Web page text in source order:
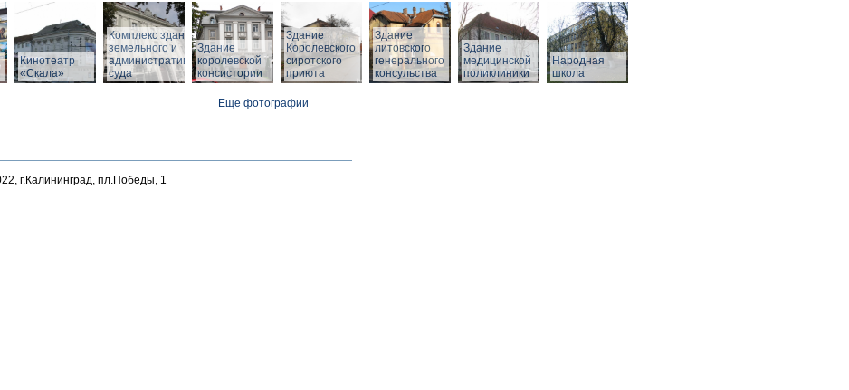
Кинотеатр
«Скала»
Комплекс зданий
земельного и
административного
суда
Здание
королевской
консистории
Здание
Королевского
сиротского
приюта
Здание
литовского
генерального
консульства
Здание
медицинской
поликлиники
Народная
школа
Еще фотографии
г.Калининград, пл.Победы, 1